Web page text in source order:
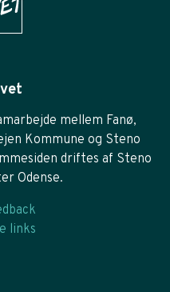
mellem Fanø,
Kommune og Steno
driftes af Steno
Odense.
links